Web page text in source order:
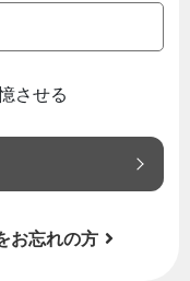
させる
お忘れの方